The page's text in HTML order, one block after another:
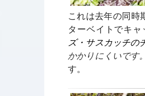
これは去年の同時
ターベイトでキャ
ズ・サスカッチの
かかりにくいです
す。